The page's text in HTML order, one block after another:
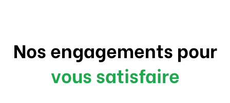
Nos engagements pour
vous satisfaire